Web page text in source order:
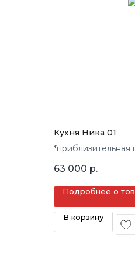
Кухня Ника 01
*приблизительная
63 000 р.
Подробнее о
В корзину